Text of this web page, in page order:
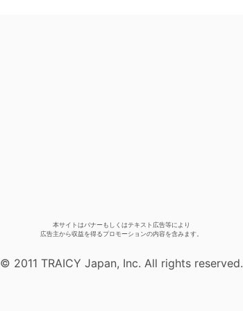
本サイトはバナーもしくはテキスト広告等により
広告主から収益を得るプロモーションの内容を含みます。
© 2011 TRAICY Japan, Inc. All rights reserved.